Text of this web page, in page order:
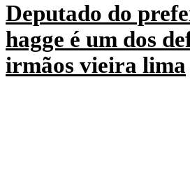
Deputado do
hagge é um dos
irmãos vieira lima